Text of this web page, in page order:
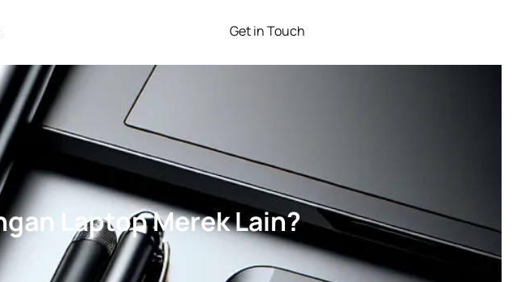
Get in Touch
Laptop Merek Lain?